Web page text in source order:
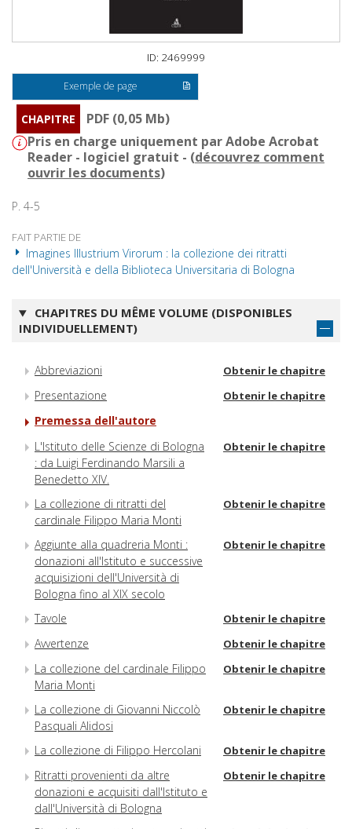
ID: 2469999
Exemple de page
CHAPITRE
PDF (0,05 Mb)
Pris en charge uniquement par Adobe Acrobat
Reader - logiciel gratuit - (découvrez comment
ouvrir les documents)
P. 4-5
FAIT PARTIE DE
Imagines Illustrium Virorum : la collezione dei ritratti
dell'Università e della Biblioteca Universitaria di Bologna
CHAPITRES DU MÊME VOLUME (DISPONIBLES
INDIVIDUELLEMENT)
Abbreviazioni Obtenir le chapitre
Presentazione Obtenir le chapitre
Premessa dell'autore
L'Istituto delle Scienze di Bologna
: da Luigi Ferdinando Marsili a
Benedetto XIV.
Obtenir le chapitre
La collezione di ritratti del
cardinale Filippo Maria Monti
Obtenir le chapitre
Aggiunte alla quadreria Monti :
donazioni all'Istituto e successive
acquisizioni dell'Università di
Bologna fino al XIX secolo
Obtenir le chapitre
Tavole Obtenir le chapitre
Avvertenze Obtenir le chapitre
La collezione del cardinale Filippo
Maria Monti
Obtenir le chapitre
La collezione di Giovanni Niccolò
Pasquali Alidosi
Obtenir le chapitre
La collezione di Filippo Hercolani Obtenir le chapitre
Ritratti provenienti da altre
donazioni e acquisiti dall'Istituto e
dall'Università di Bologna
Obtenir le chapitre